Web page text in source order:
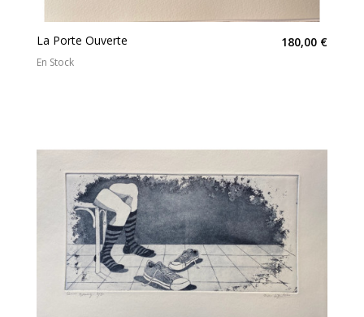
La Porte Ouverte 180,00 €
En Stock